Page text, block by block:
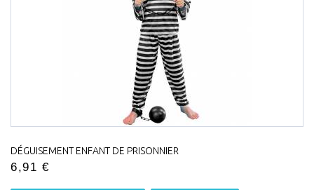
DÉGUISEMENT ENFANT DE PRISONNIER
6,91 €